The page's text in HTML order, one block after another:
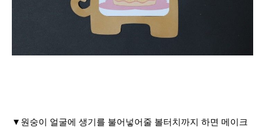
▼원숭이 얼굴에 생기를 불어넣어줄 볼터치까지 하면 메이크